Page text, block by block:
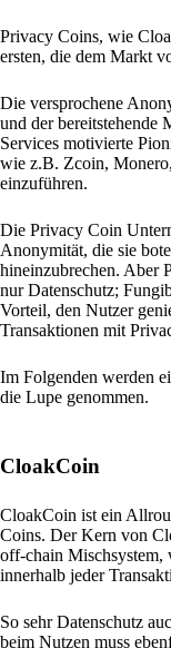
Privacy Coins, wie
ersten, die dem Markt
Die versprochene
und der bereitstehende
Services motivierte
wie z.B. Zcoin,
einzuführen.
Die Privacy Coin
Anonymität, die sie
hineinzubrechen. Aber
nur Datenschutz;
Vorteil, den Nutzer
Transaktionen mit
Im Folgenden werden
die Lupe genommen.
CloakCoin
CloakCoin ist ein
Coins. Der Kern von
off-chain Mischsystem,
innerhalb jeder
So sehr Datenschutz
beim Nutzen muss